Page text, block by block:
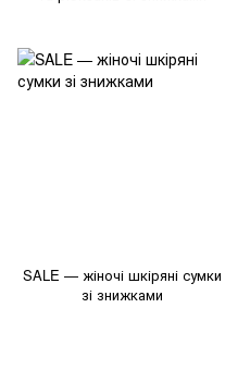
SALE — жіночі шкіряні сумки
зі знижками